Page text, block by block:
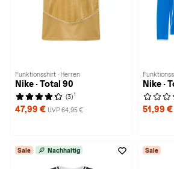
Funktionsshirt · Herren
Nike · Total 90
(3) 1
47,99 € UVP 64,95 €
Nike ·
51,99 €
Sale Nachhaltig Sale